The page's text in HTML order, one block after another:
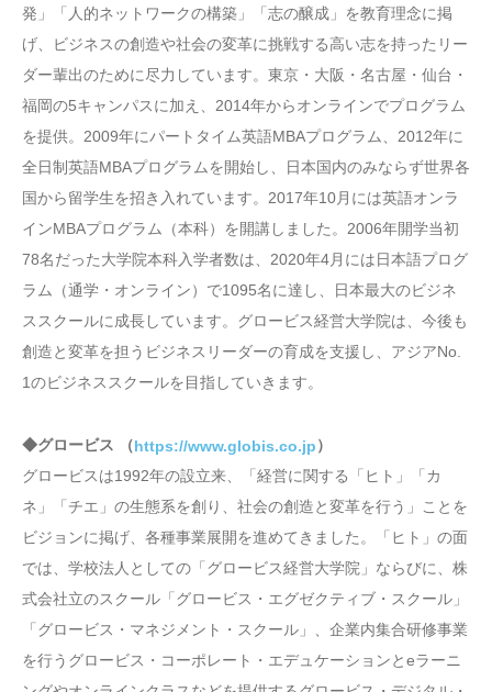
発」「人的ネットワークの構築」「志の醸成」を教育理念に掲
げ、ビジネスの創造や社会の変革に挑戦する高い志を持ったリー
ダー輩出のために尽力しています。東京・大阪・名古屋・仙台・
福岡の5キャンパスに加え、2014年からオンラインでプログラム
を提供。2009年にパートタイム英語MBAプログラム、2012年に
全日制英語MBAプログラムを開始し、日本国内のみならず世界各
国から留学生を招き入れています。2017年10月には英語オンラ
インMBAプログラム（本科）を開講しました。2006年開学当初
78名だった大学院本科入学者数は、2020年4月には日本語プログ
ラム（通学・オンライン）で1095名に達し、日本最大のビジネ
ススクールに成長しています。グロービス経営大学院は、今後も
創造と変革を担うビジネスリーダーの育成を支援し、アジアNo.
1のビジネススクールを目指していきます。
◆グロービス （https://www.globis.co.jp）
グロービスは1992年の設立来、「経営に関する「ヒト」「カ
ネ」「チエ」の生態系を創り、社会の創造と変革を行う」ことを
ビジョンに掲げ、各種事業展開を進めてきました。「ヒト」の面
では、学校法人としての「グロービス経営大学院」ならびに、株
式会社立のスクール「グロービス・エグゼクティブ・スクール」
「グロービス・マネジメント・スクール」、企業内集合研修事業
を行うグロービス・コーポレート・エデュケーションとeラーニ